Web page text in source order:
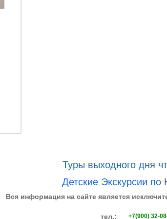
Туры выходного дня
Детские Экскурсии по
Вся информация на сайте является
тел.: +7(900) 32-